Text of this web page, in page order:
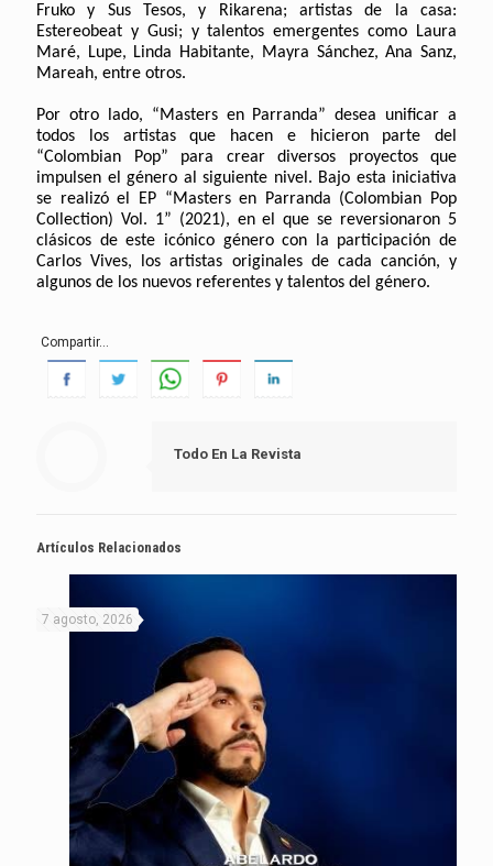
Fruko y Sus Tesos, y Rikarena; artistas de la casa:
Estereobeat y Gusi; y talentos emergentes como Laura
Maré, Lupe, Linda Habitante, Mayra Sánchez, Ana Sanz,
Mareah, entre otros.
Por otro lado, “Masters en Parranda” desea unificar a
todos los artistas que hacen e hicieron parte del
“Colombian Pop” para crear diversos proyectos que
impulsen el género al siguiente nivel. Bajo esta iniciativa
se realizó el EP “Masters en Parranda (Colombian Pop
Collection) Vol. 1” (2021), en el que se reversionaron 5
clásicos de este icónico género con la participación de
Carlos Vives, los artistas originales de cada canción, y
algunos de los nuevos referentes y talentos del género.
Compartir...
Todo En La Revista
Artículos Relacionados
7 agosto, 2026